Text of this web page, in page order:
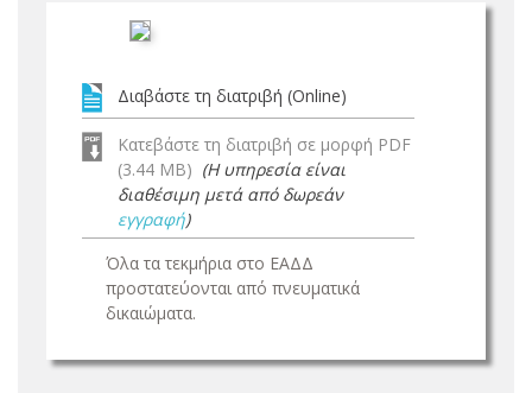
Διαβάστε τη διατριβή (Online)
Κατεβάστε τη διατριβή σε μορφή PDF
(3.44 MB) (Η υπηρεσία είναι
διαθέσιμη μετά από δωρεάν
εγγραφή)
Όλα τα τεκμήρια στο ΕΑΔΔ
προστατεύονται από πνευματικά
δικαιώματα.